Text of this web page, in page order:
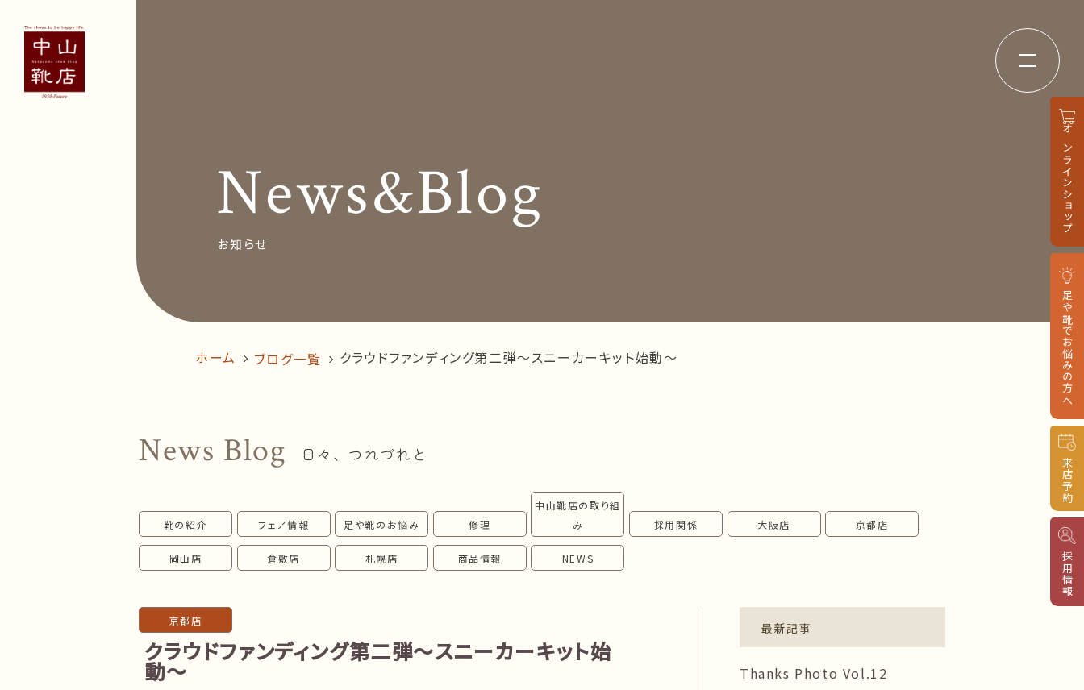
オンラインショップ
足や靴でお悩みの方へ
来店予約
採用情報
News&Blog お知らせ
Recruit 採用情報 Business trip
follow us!
News&Blog
お知らせ
ホーム ブログ一覧 クラウドファンディング第二弾～スニーカーキット始動～
News Blog 日々、つれづれと
靴の紹介 フェア情報 足や靴のお悩み 修理
中山靴店の取り組
み
採用関係 大阪店 京都店
岡山店 倉敷店 札幌店 商品情報 NEWS
京都店
クラウドファンディング第二弾～スニーカーキット始
動～
最新記事
Thanks Photo Vol.12